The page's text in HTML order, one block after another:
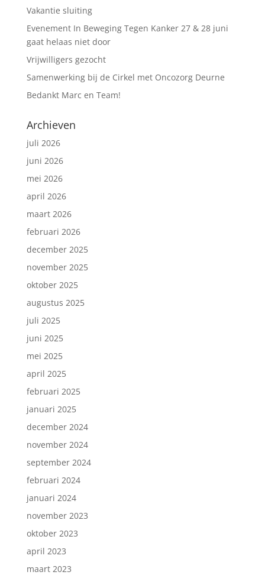
Vakantie sluiting
Evenement In Beweging Tegen Kanker 27 & 28 juni
gaat helaas niet door
Vrijwilligers gezocht
Samenwerking bij de Cirkel met Oncozorg Deurne
Bedankt Marc en Team!
Archieven
juli 2026
juni 2026
mei 2026
april 2026
maart 2026
februari 2026
december 2025
november 2025
oktober 2025
augustus 2025
juli 2025
juni 2025
mei 2025
april 2025
februari 2025
januari 2025
december 2024
november 2024
september 2024
februari 2024
januari 2024
november 2023
oktober 2023
april 2023
maart 2023